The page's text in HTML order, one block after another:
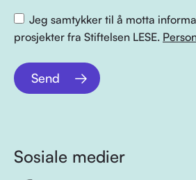
Jeg samtykker til å motta
prosjekter fra Stiftelsen LESE.
Send
Sosiale medier